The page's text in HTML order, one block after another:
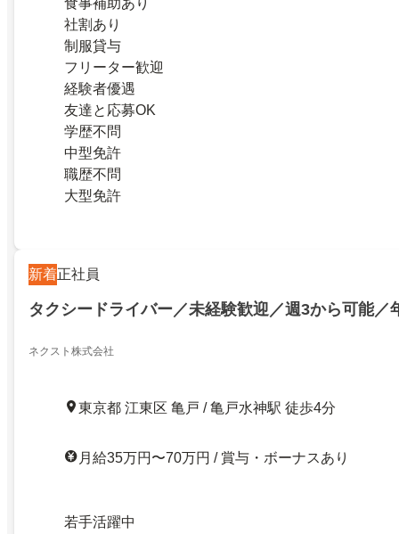
社割あり
制服貸与
フリーター歓迎
経験者優遇
友達と応募OK
学歴不問
中型免許
職歴不問
大型免許
新着正社員
タクシードライバー／未経験歓迎／週3から可能／
ネクスト株式会社
東京都 江東区 亀戸 / 亀戸水神駅 徒歩4分
月給35万円〜70万円 / 賞与・ボーナスあり
若手活躍中